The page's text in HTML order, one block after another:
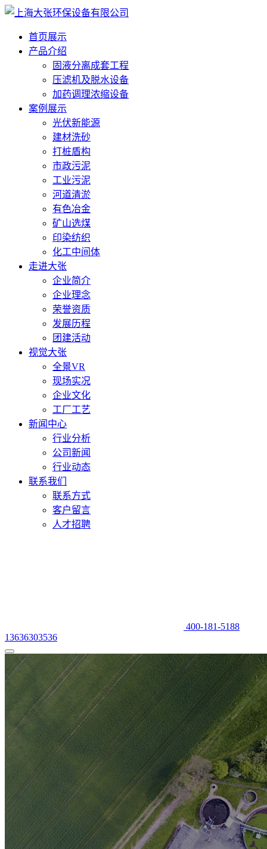
首页展示
产品介绍
固液分离成套工程
压滤机及脱水设备
加药调理浓缩设备
案例展示
光伏新能源
建材洗砂
打桩盾构
市政污泥
工业污泥
河道清淤
有色冶金
矿山选煤
印染纺织
化工中间体
走进大张
企业简介
企业理念
荣誉资质
发展历程
团建活动
视觉大张
全景VR
现场实况
企业文化
工厂工艺
新闻中心
行业分析
公司新闻
行业动态
联系我们
联系方式
客户留言
人才招聘
400-181-5188
13636303536